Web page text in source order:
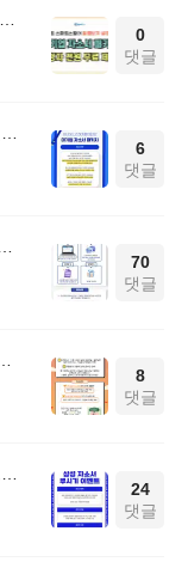
0
댓글
6
댓글
70
댓글
8
댓글
24
댓글